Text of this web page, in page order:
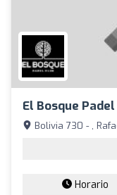
El Bosque
Bolivia 730 - ,
Horario